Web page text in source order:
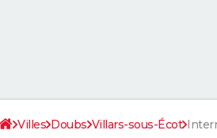
Villes Doubs Villars-sous-Écot